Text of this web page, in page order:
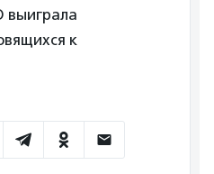
выиграла
к